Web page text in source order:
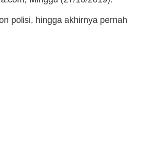
polisi, hingga akhirnya pernah